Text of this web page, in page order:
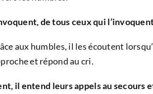
de tous ceux qui
aux humbles, il les écoutent
et répond au cri.
il entend leurs appels au secours